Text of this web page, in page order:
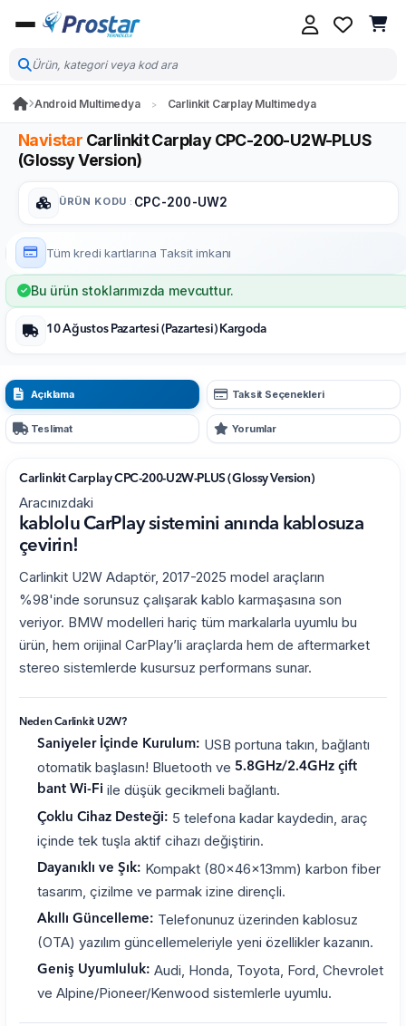
Android Multimedya Carlinkit Carplay Multimedya
Navistar Carlinkit Carplay CPC-200-U2W-PLUS
(Glossy Version)
ÜRÜN KODU : CPC-200-UW2
Tüm kredi kartlarına Taksit imkanı
Bu ürün stoklarımızda mevcuttur.
10 Ağustos Pazartesi (Pazartesi) Kargoda
Açıklama Taksit Seçenekleri
Teslimat Yorumlar
Carlinkit Carplay CPC-200-U2W-PLUS (Glossy Version)
Aracınızdaki
kablolu CarPlay sistemini anında kablosuza
çevirin!
Carlinkit U2W Adaptör, 2017-2025 model araçların
%98'inde sorunsuz çalışarak kablo karmaşasına son
veriyor. BMW modelleri hariç tüm markalarla uyumlu bu
ürün, hem orijinal CarPlay’li araçlarda hem de aftermarket
stereo sistemlerde kusursuz performans sunar.
Neden Carlinkit U2W?
Saniyeler İçinde Kurulum: USB portuna takın, bağlantı
otomatik başlasın! Bluetooth ve5.8GHz/2.4GHz çift
bant Wi-Fi ile düşük gecikmeli bağlantı.
Çoklu Cihaz Desteği: 5 telefona kadar kaydedin, araç
içinde tek tuşla aktif cihazı değiştirin.
Dayanıklı ve Şık: Kompakt (80x46x13mm) karbon fiber
tasarım, çizilme ve parmak izine dirençli.
Akıllı Güncelleme: Telefonunuz üzerinden kablosuz
(OTA) yazılım güncellemeleriyle yeni özellikler kazanın.
Geniş Uyumluluk: Audi, Honda, Toyota, Ford, Chevrolet
ve Alpine/Pioneer/Kenwood sistemlerle uyumlu.